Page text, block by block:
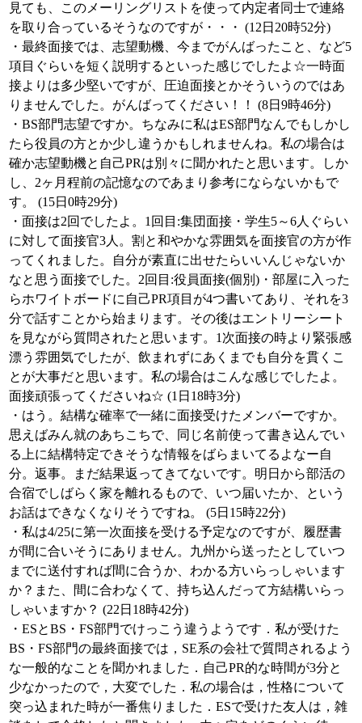
見ても、このメーリングリストを使って内定者同士で連絡
を取り合っているそうなのですが・・・ (12日20時52分)
・最終面接では、志望動機、今までがんばったこと、など5
項目ぐらいを短く説明するといった感じでしたよ☆一時面
接よりは多少堅いですが、圧迫面接とかそういうのではあ
りませんでした。がんばってください！！ (8日9時46分)
・BS部門志望ですか。ちなみに私はES部門なんでもしかし
たら役員の方とか少し違うかもしれませんね。私の場合は
確か志望動機と自己PRは別々に聞かれたと思います。しか
し、2ヶ月程前の記憶なのであまり参考にならないかもで
す。 (15日0時29分)
・面接は2回でしたよ。1回目:集団面接・学生5～6人ぐらい
に対して面接官3人。割と和やかな雰囲気を面接官の方が作
ってくれました。自分が素直に出せたらいいんじゃないか
なと思う面接でした。2回目:役員面接(個別)・部屋に入った
らホワイトボードに自己PR項目が4つ書いてあり、それを3
分で話すことから始まります。その後はエントリーシート
を見ながら質問されたと思います。1次面接の時より緊張感
漂う雰囲気でしたが、飲まれずにあくまでも自分を貫くこ
とが大事だと思います。私の場合はこんな感じでしたよ。
面接頑張ってくださいね☆ (1日18時3分)
・はう。結構な確率で一緒に面接受けたメンバーですか。
思えばみん就のあちこちで、同じ名前使って書き込んでい
る上に結構特定できそうな情報をばらまいてるよなー自
分。返事。まだ結果返ってきてないです。明日から部活の
合宿でしばらく家を離れるもので、いつ届いたか、という
お話はできなくなりそうですね。 (5日15時22分)
・私は4/25に第一次面接を受ける予定なのですが、履歴書
が間に合いそうにありません。九州から送ったとしていつ
までに送付すれば間に合うか、わかる方いらっしゃいます
か？また、間に合わなくて、持ち込んだって方結構いらっ
しゃいますか？ (22日18時42分)
・ESとBS・FS部門でけっこう違うようです．私が受けた
BS・FS部門の最終面接では，SE系の会社で質問されるよう
な一般的なことを聞かれました．自己PR的な時間が3分と
少なかったので，大変でした．私の場合は，性格について
突っ込まれた時が一番焦りました．ESで受けた友人は，雑